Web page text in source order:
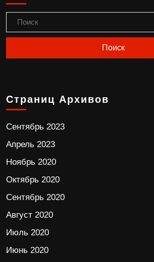
Страниц Архивов
Сентябрь 2023
Апрель 2023
Ноябрь 2020
Октябрь 2020
Сентябрь 2020
Август 2020
Июль 2020
Июнь 2020